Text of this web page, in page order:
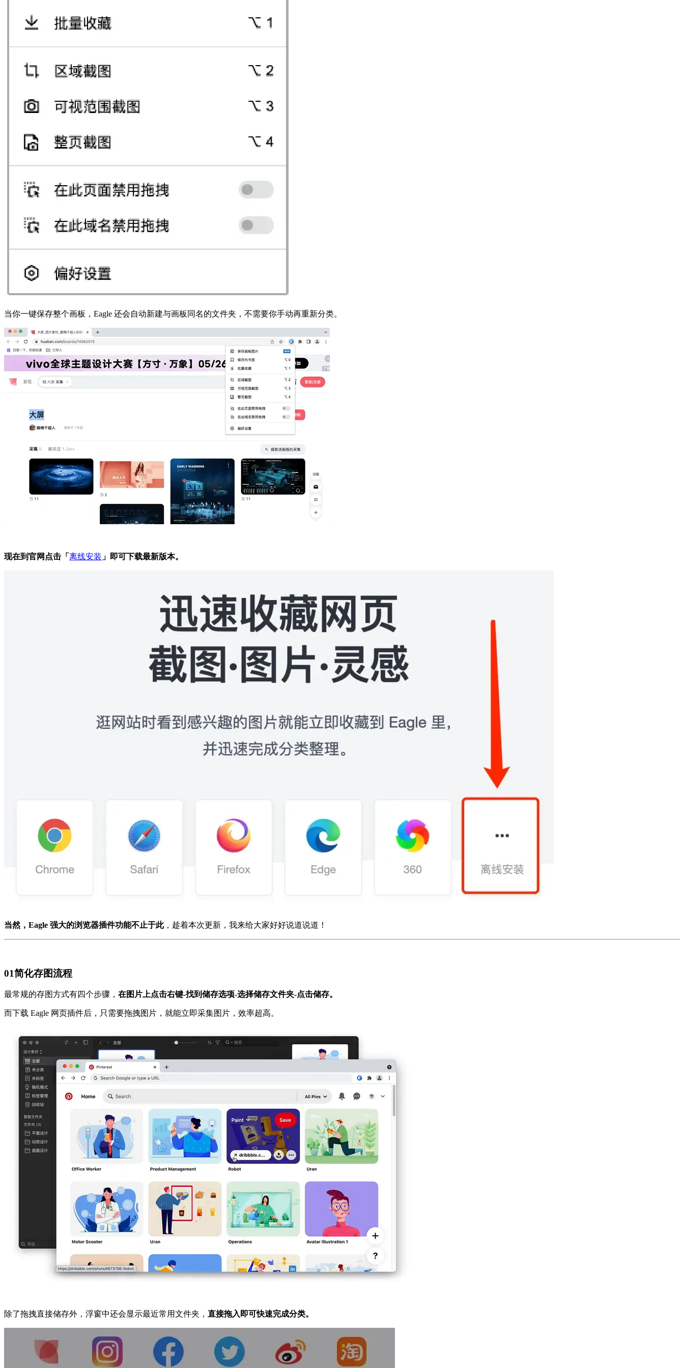
当你一键保存整个画板，Eagle 还会自动新建与画板同名的文件夹，不需要你手动再重新分类。
现在到官网点击「 离线安装 」即可下载最新版本。
当然，Eagle 强大的浏览器插件功能不止于此，趁着本次更新，我来给大家好好说道说道！
01简化存图流程
最常规的存图方式有四个步骤， 在图片上点击右键-找到储存选项-选择储存文件夹-点击储存。
而下载 Eagle 网页插件后，只需要拖拽图片，就能立即采集图片，效率超高。
除了拖拽直接储存外，浮窗中还会显示最近常用文件夹， 直接拖入即可快速完成分类。